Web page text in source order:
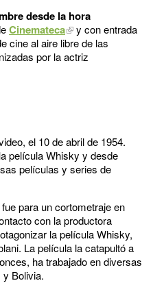
desde la hora
Cinemateca
y con entrada
cine al aire libre de las
por la actriz
el 10 de abril de 1954.
película Whisky y desde
películas y series de
para un cortometraje en
con la productora
la película Whisky,
La película la catapultó a
ha trabajado en diversas
y Bolivia.